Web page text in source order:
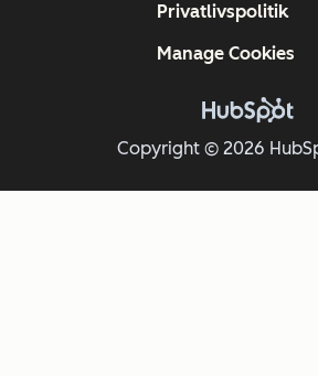
Copyright © 2026
Privatlivspolitik
Manage Cookies